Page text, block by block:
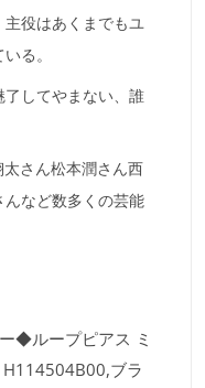
役はあくまでもユ
る。
してやまない、誰
さん松本潤さん西
など数多くの芸能
◆ループピアス ミ
ブラ